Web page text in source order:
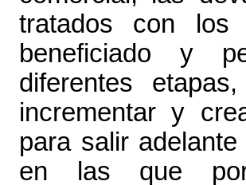
tratados con los
beneficiado y
diferentes
incrementar y
para salir
en las que